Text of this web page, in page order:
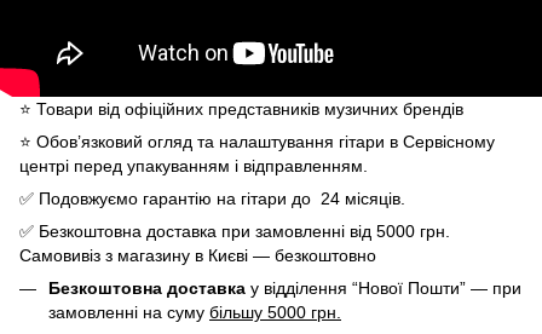
⭐️ Товари від офіційних представників музичних брендів
⭐️ Обов’язковий огляд та налаштування гітари в Сервісному
центрі перед упакуванням і відправленням.
✅ Подовжуємо гарантію на гітари до 24 місяців.
✅ Безкоштовна доставка при замовленні від 5000 грн.
Самовивіз з магазину в Києві — безкоштовно
Безкоштовна доставка у відділення “Нової Пошти” — при
замовленні на суму більшу 5000 грн.